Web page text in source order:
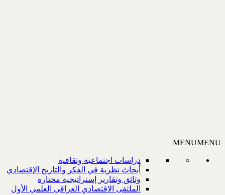
MENUMENU
دراسات اجتماعية وثقافية
أبحاث نظرية في الفكر والتاريخ الإقتصادي
وثائق وتقارير إستراتيجية مختارة
الملتقى الاقتصادي العراقي العلمي الأول